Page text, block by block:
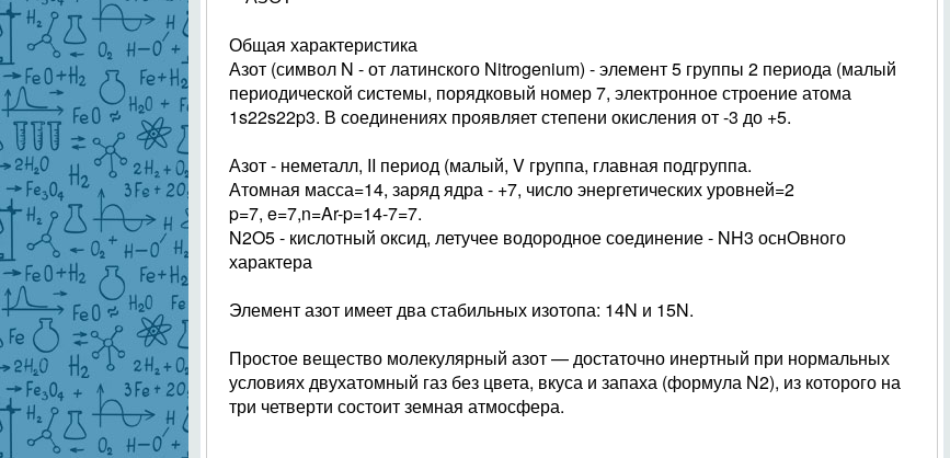
Общая характеристика
Азот (символ N - от латинского Nitrogenium) - элемент 5 группы 2 периода (малый
периодической системы, порядковый номер 7, электронное строение атома
1s22s22p3. В соединениях проявляет степени окисления от -3 до +5.
Азот - неметалл, II период (малый, V группа, главная подгруппа.
Атомная масса=14, заряд ядра - +7, число энергетических уровней=2
p=7, e=7,n=Ar-p=14-7=7.
N2O5 - кислотный оксид, летучее водородное соединение - NH3 оснОвного
характера
Элемент азот имеет два стабильных изотопа: 14N и 15N.
Простое вещество молекулярный азот — достаточно инертный при нормальных
условиях двухатомный газ без цвета, вкуса и запаха (формула N2), из которого на
три четверти состоит земная атмосфера.